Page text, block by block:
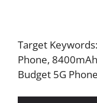
Target
Phone,
Budget 5G